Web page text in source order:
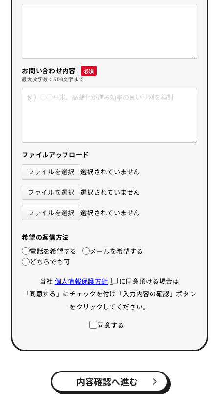
お問い合わせ内容
最大文字数：500文字まで
ファイルアップロード
ファイルを選択
選択されていません
ファイルを選択 選択されていません
ファイルを選択 選択されていません
希望の返信方法
電話を希望する
メールを希望する
どちらでも可
当社 個人情報保護方針
に同意頂ける場合は
「同意する」にチェックを付け「入力内容の確認」ボタン
をクリックしてください。
同意する
内容確認へ進む